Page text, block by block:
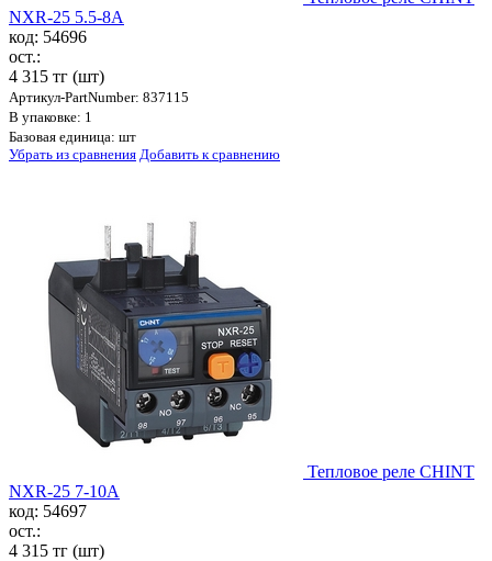
NXR-25 5.5-8A
код: 54696
ост.:
4 315 тг (шт)
Артикул-PartNumber: 837115
В упаковке: 1
Базовая единица: шт
Убрать из сравнения Добавить к сравнению
Тепловое реле CHINT
NXR-25 7-10A
код: 54697
ост.:
4 315 тг (шт)